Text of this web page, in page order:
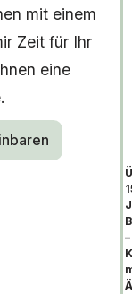
mit einem
Zeit für Ihr
eine
–